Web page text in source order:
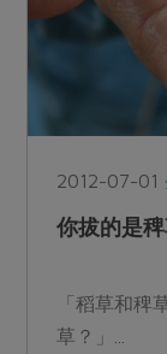
2012-07-01
你拔的是
「稻草和稗
草？」...